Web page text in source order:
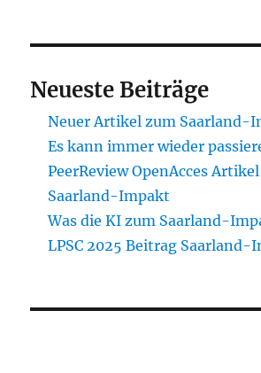
Neueste Beiträge
Neuer Artikel zum Saarland-
Es kann immer wieder
PeerReview OpenAcces
Saarland-Impakt
Was die KI zum Saarland-
LPSC 2025 Beitrag Saarland-